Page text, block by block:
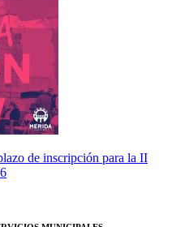
de inscripción para la II